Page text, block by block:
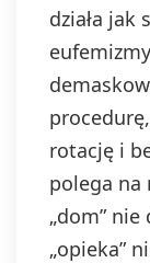
działa jak
rotację i
polega na
„dom”
„opieka”